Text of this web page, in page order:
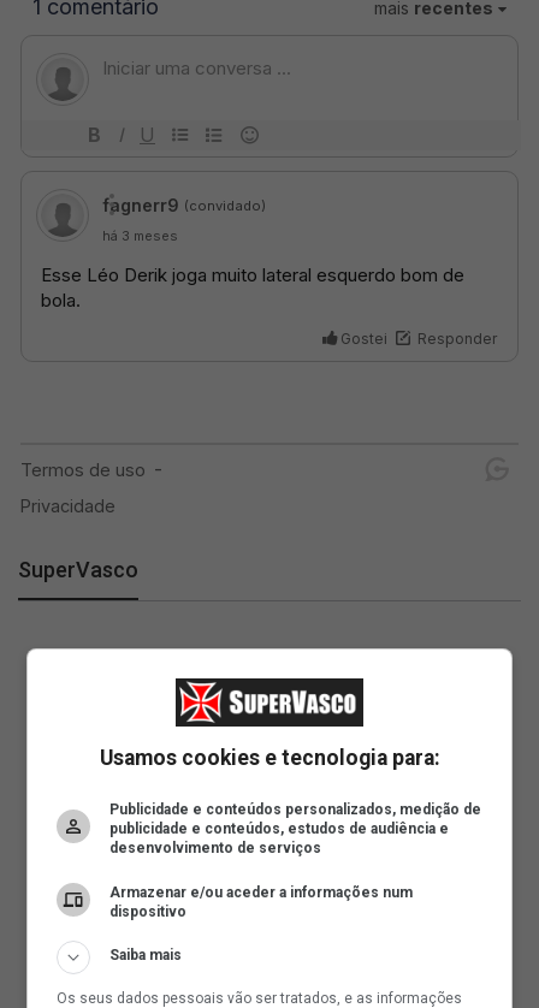
SuperVasco
Usamos cookies e tecnologia para:
Publicidade e conteúdos personalizados, medição de
publicidade e conteúdos, estudos de audiência e
desenvolvimento de serviços
Armazenar e/ou aceder a informações num
dispositivo
Saiba mais
Os seus dados pessoais vão ser tratados, e as informações